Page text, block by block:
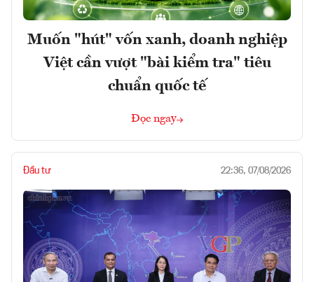
Muốn "hút" vốn xanh, doanh nghiệp
Việt cần vượt "bài kiểm tra" tiêu
chuẩn quốc tế
Đọc ngay
Đầu tư 22:36, 07/08/2026